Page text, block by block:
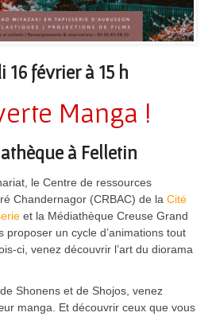
16 février à 15 h
Manga !
à Felletin
le Centre de ressources
Chandernagor (CRBAC) de la Cité
et la Médiathèque Creuse Grand
proposer un cycle d’animations tout
ci, venez découvrir l’art du diorama
Shonens et de Shojos, venez
manga. Et découvrir ceux que vous